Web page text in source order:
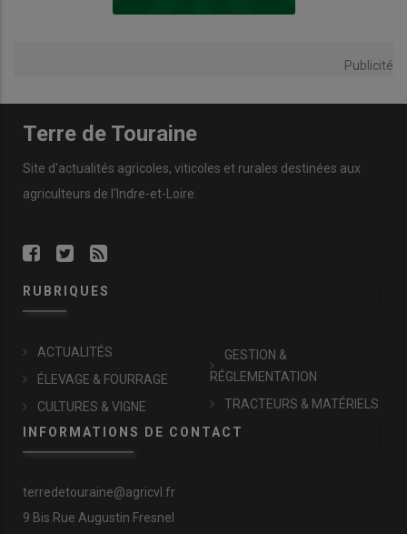
Publicité
Terre de Touraine
Site d'actualités agricoles, viticoles et rurales destinées aux
agriculteurs de l'Indre-et-Loire.
RUBRIQUES
ACTUALITÉS
ÉLEVAGE & FOURRAGE
CULTURES & VIGNE
GESTION &
RÉGLEMENTATION
TRACTEURS & MATÉRIELS
INFORMATIONS DE CONTACT
terredetouraine@agricvl.fr
9 Bis Rue Augustin Fresnel